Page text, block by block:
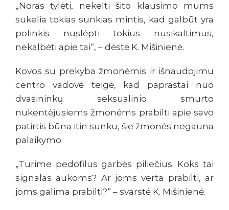
„Noras tylėti, nekelti šito klausimo mums
sukelia tokias sunkias mintis, kad galbūt yra
polinkis nuslėpti tokius nusikaltimus,
nekalbėti apie tai“, – dėstė K. Mišinienė.
Kovos su prekyba žmonėmis ir išnaudojimu
centro vadovė teigė, kad paprastai nuo
dvasininkų seksualinio smurto
nukentėjusiems žmonėms prabilti apie savo
patirtis būna itin sunku, šie žmonės negauna
palaikymo.
„Turime pedofilus garbės piliečius. Koks tai
signalas aukoms? Ar joms verta prabilti, ar
joms galima prabilti?“ – svarstė K. Mišinienė.